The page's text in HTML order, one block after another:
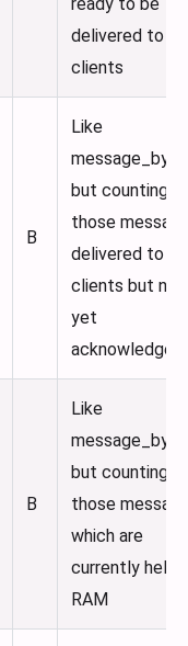
delivered to
clients
B
Like
but counting
those
delivered to
clients but not
yet
acknowledged
B
Like
but counting
those
which are
currently held
RAM